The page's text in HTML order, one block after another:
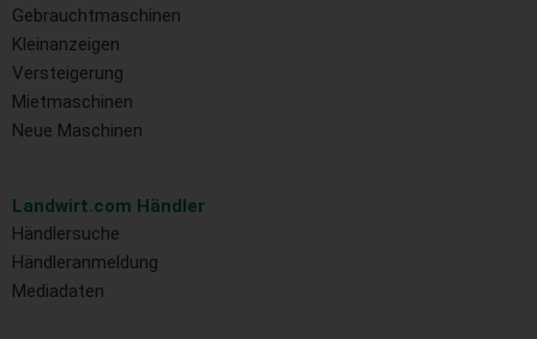
Gebrauchtmaschinen
Kleinanzeigen
Versteigerung
Mietmaschinen
Neue Maschinen
Landwirt.com Händler
Händlersuche
Händleranmeldung
Mediadaten